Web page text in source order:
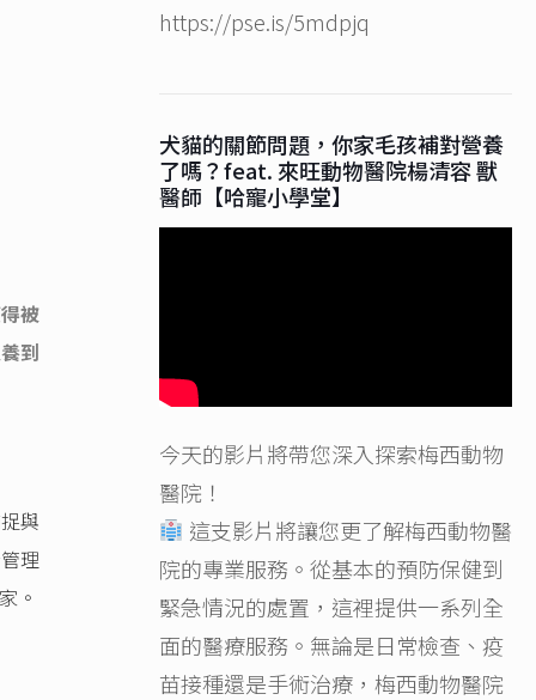
被
到
與
理
。
https://pse.is/5mdpjq
犬貓的關節問題，你家毛孩補對營養
了嗎？feat. 來旺動物醫院楊清容 獸
醫師【哈寵小學堂】
今天的影片將帶您深入探索梅西動物
醫院！
這支影片將讓您更了解梅西動物醫
院的專業服務。從基本的預防保健到
緊急情況的處置，這裡提供一系列全
面的醫療服務。無論是日常檢查、疫
苗接種還是手術治療，梅西動物醫院